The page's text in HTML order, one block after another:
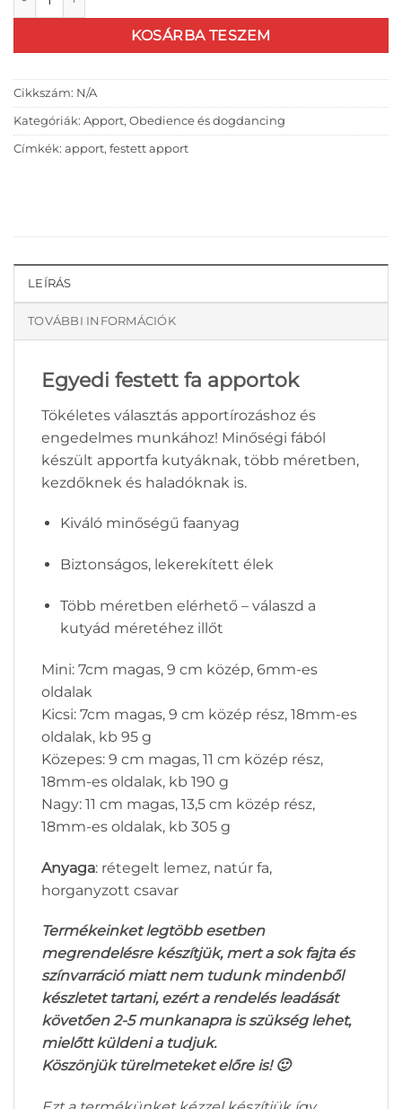
KOSÁRBA TESZEM
Cikkszám: N/A
Kategóriák: Apport, Obedience és dogdancing
Címkék: apport, festett apport
LEÍRÁS
TOVÁBBI INFORMÁCIÓK
Egyedi festett fa apportok
Tökéletes választás apportírozáshoz és
engedelmes munkához! Minőségi fából
készült apportfa kutyáknak, több méretben,
kezdőknek és haladóknak is.
Kiváló minőségű faanyag
Biztonságos, lekerekített élek
Több méretben elérhető – válaszd a
kutyád méretéhez illőt
Mini: 7cm magas, 9 cm közép, 6mm-es
oldalak
Kicsi: 7cm magas, 9 cm közép rész, 18mm-es
oldalak, kb 95 g
Közepes: 9 cm magas, 11 cm közép rész,
18mm-es oldalak, kb 190 g
Nagy: 11 cm magas, 13,5 cm közép rész,
18mm-es oldalak, kb 305 g
Anyaga: rétegelt lemez, natúr fa,
horganyzott csavar
Termékeinket legtöbb esetben
megrendelésre készítjük, mert a sok fajta és
színvarráció miatt nem tudunk mindenből
készletet tartani, ezért a rendelés leadását
követően 2-5 munkanapra is szükség lehet,
mielőtt küldeni a tudjuk.
Köszönjük türelmeteket előre is! 🙂